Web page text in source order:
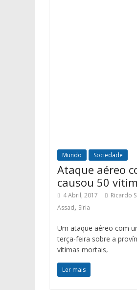
Mundo Sociedade
Ataque aéreo
causou 50
4 Abril, 2017 Ricardo
Assad, Síria
Um ataque aéreo com
terça-feira sobre a
vítimas mortais,
Ler mais